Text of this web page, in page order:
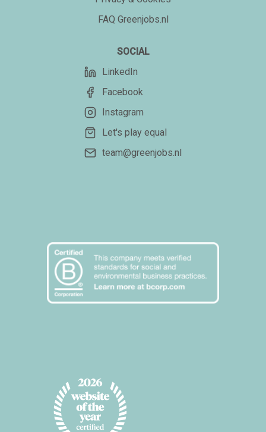
FAQ Greenjobs.nl
SOCIAL
LinkedIn
Facebook
Instagram
Let's play equal
team@greenjobs.nl